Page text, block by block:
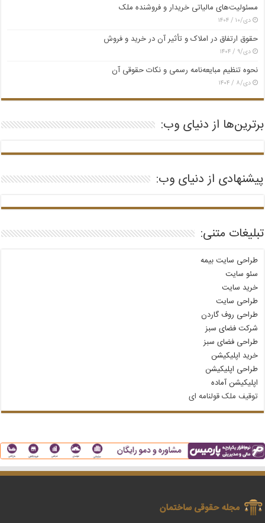
مسئولیت‌های مالیاتی خریدار و فروشنده ملک
دی/۱۰ / ۱۴۰۴
حقوق ارتفاق در املاک و تأثیر آن در خرید و فروش
دی/۹ / ۱۴۰۴
نحوه تنظیم مبایعه‌نامه رسمی و نکات حقوقی آن
دی/۸ / ۱۴۰۴
برترین‌ها از دنیای وب:
پیشنهادی از دنیای وب:
تبلیغات متنی:
طراحی سایت بیمه
سئو سایت
خرید سایت
طراحی سایت
طراحی روف گاردن
شرکت فضای سبز
طراحی فضای سبز
خرید اپلیکیشن
طراحی اپلیکیشن
اپلیکیشن آماده
توقیف ملک قولنامه‌ ای